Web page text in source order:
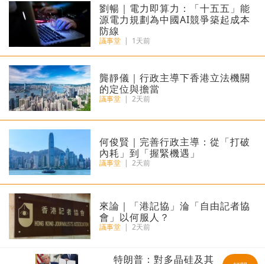
劉暢｜電力即算力：「十五五」能
源電力規劃為中國AI競爭築起成本
防線
議事堂 | 1天前
龔靜儀｜行政主導下香港立法機關
的定位與擔當
議事堂 | 2天前
何俊賢｜完善行政主導：從「打破
內耗」到「握緊機遇」
議事堂 | 2天前
來論｜「港記協」淪「自由記者協
會」以何服人？
議事堂 | 2天前
普：對多晶硅及其 天文台料高